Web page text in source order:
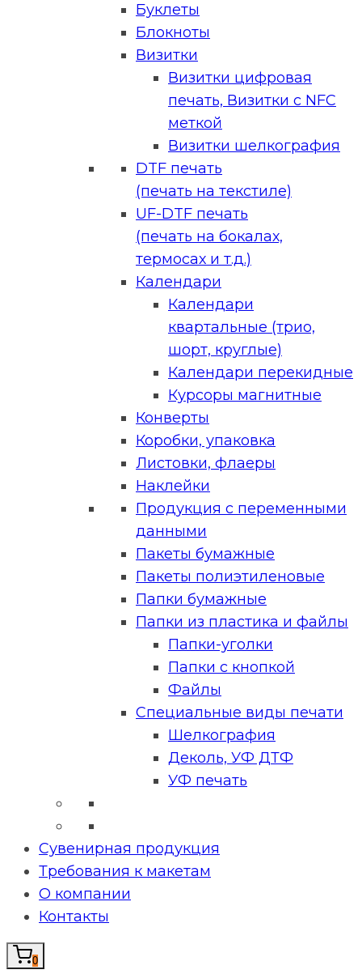
Буклеты
Блокноты
Визитки
Визитки цифровая
печать, Визитки с NFC
меткой
Визитки шелкография
DTF печать
(печать на текстиле)
UF-DTF печать
(печать на бокалах,
термосах и т.д.)
Календари
Календари
квартальные (трио,
шорт, круглые)
Календари перекидные
Курсоры магнитные
Конверты
Коробки, упаковка
Листовки, флаеры
Наклейки
Продукция с переменными
данными
Пакеты бумажные
Пакеты полиэтиленовые
Папки бумажные
Папки из пластика и файлы
Папки-уголки
Папки с кнопкой
Файлы
Специальные виды печати
Шелкография
Деколь, УФ ДТФ
УФ печать
Сувенирная продукция
Требования к макетам
О компании
Контакты
0